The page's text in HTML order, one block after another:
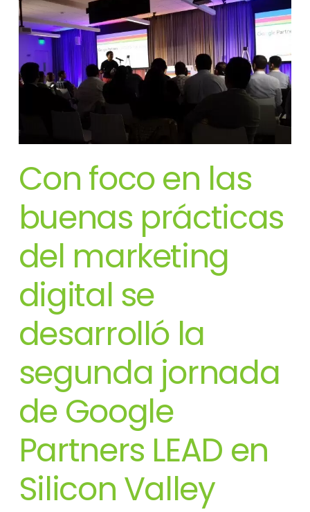
Con foco en las
buenas prácticas
del marketing
digital se
desarrolló la
segunda jornada
de Google
Partners LEAD en
Silicon Valley